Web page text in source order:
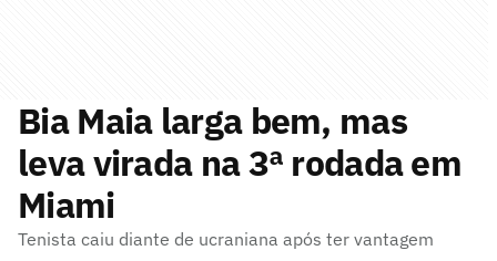
Bia Maia larga bem, mas
leva virada na 3ª rodada em
Miami
Tenista caiu diante de ucraniana após ter vantagem